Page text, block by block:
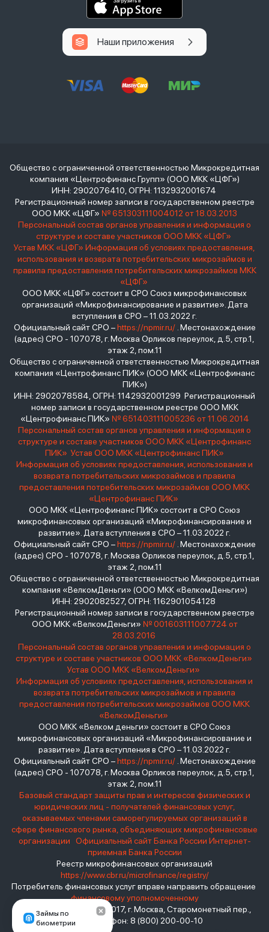
Займы по
биометрии
Наши приложения
Общество с ограниченной ответственностью Микрокредитная
компания «Центрофинанс Групп» (ООО МКК «ЦФГ»)
ИНН: 2902076410, ОГРН: 1132932001674
Регистрационный номер записи в государственном реестре
ООО МКК «ЦФГ» № 651303111004012 от 18.03.2013
Персональный состав органов управления и информация о
структуре и составе участников ООО МКК «ЦФГ»
Устав МКК «ЦФГ» Информация об условиях предоставления,
использования и возврата потребительских микрозаймов и
правила предоставления потребительских микрозаймов МКК
«ЦФГ»
ООО МКК «ЦФГ» состоит в СРО Союз микрофинансовых
организаций «Микрофинансирование и развитие». Дата
вступления в СРО – 11.03.2022 г.
Официальный сайт СРО –https://npmir.ru/. Местонахождение
(адрес) СРО - 107078, г. Москва Орликов переулок, д.5, стр.1,
этаж 2, пом.11
Общество с ограниченной ответственностью Микрокредитная
компания «Центрофинанс ПИК» (ООО МКК «Центрофинанс
ПИК»)
ИНН: 2902078584, ОГРН: 1142932001299 Регистрационный
номер записи в государственном реестре ООО МКК
«Центрофинанс ПИК» № 651403111005236 от 11.06.2014
Персональный состав органов управления и информация о
структуре и составе участников ООО МКК «Центрофинанс
ПИК» Устав ООО МКК «Центрофинанс ПИК»
Информация об условиях предоставления, использования и
возврата потребительских микрозаймов и правила
предоставления потребительских микрозаймов ООО МКК
«Центрофинанс ПИК»
ООО МКК «Центрофинанс ПИК» состоит в СРО Союз
микрофинансовых организаций «Микрофинансирование и
развитие». Дата вступления в СРО – 11.03.2022 г.
Официальный сайт СРО –https://npmir.ru/. Местонахождение
(адрес) СРО - 107078, г. Москва Орликов переулок, д.5, стр.1,
этаж 2, пом.11
Общество с ограниченной ответственностью Микрокредитная
компания «ВелкомДеньги» (ООО МКК «ВелкомДеньги»)
ИНН: 2902082527, ОГРН: 1162901054128
Регистрационный номер записи в государственном реестре
ООО МКК «ВелкомДеньги» № 001603111007724 от
28.03.2016
Персональный состав органов управления и информация о
структуре и составе участников ООО МКК «ВелкомДеньги»
Устав ООО МКК «ВелкомДеньги»
Информация об условиях предоставления, использования и
возврата потребительских микрозаймов и правила
предоставления потребительских микрозаймов ООО МКК
«ВелкомДеньги»
ООО МКК «Велком деньги» состоит в СРО Союз
микрофинансовых организаций «Микрофинансирование и
развитие». Дата вступления в СРО – 11.03.2022 г.
Официальный сайт СРО –https://npmir.ru/. Местонахождение
(адрес) СРО - 107078, г. Москва Орликов переулок, д.5, стр.1,
этаж 2, пом.11
Базовый стандарт защиты прав и интересов физических и
юридических лиц - получателей финансовых услуг,
оказываемых членами саморегулируемых организаций в
сфере финансового рынка, объединяющих микрофинансовые
организации
Официальный сайт Банка России Интернет-
приемная Банка России
Реестр микрофинансовых организаций
https://www.cbr.ru/microfinance/registry/
Потребитель финансовых услуг вправе направить обращение
финансовому уполномоченному
Место нахождения: 119017, г. Москва, Старомонетный пер.,
дом 3 Телефон: 8 (800) 200-00-10